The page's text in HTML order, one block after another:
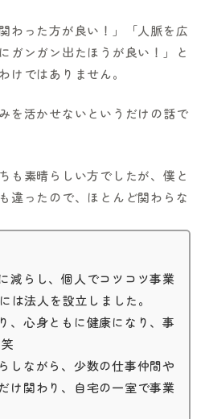
わった方が良い！」「人脈を広
ガンガン出たほうが良い！」と
けではありません。
を活かせないというだけの話で
も素晴らしい方でしたが、僕と
違ったので、ほとんど関わらな
減らし、個人でコツコツ事業
は法人を設立しました。
、心身ともに健康になり、事
しながら、少数の仕事仲間や
け関わり、自宅の一室で事業